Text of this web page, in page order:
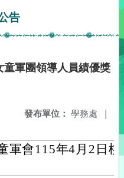
告
軍團領導人員績優獎
發布單位： 學務處 |
軍會115年4月2日